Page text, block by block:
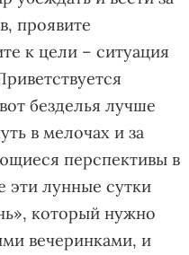
проявите
к цели – ситуация
безделья лучше
в мелочах и за
перспективы в
эти лунные сутки
который нужно
вечеринками, и